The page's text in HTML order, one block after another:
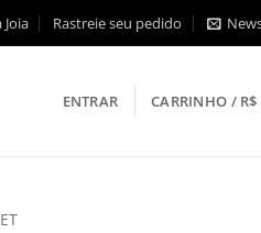
Joia Rastreie seu pedido
ENTRAR CARRINHO / R$